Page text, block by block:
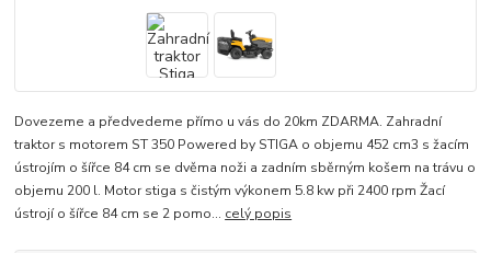
Dovezeme a předvedeme přímo u vás do 20km ZDARMA. Zahradní
traktor s motorem ST 350 Powered by STIGA o objemu 452 cm3 s žacím
ústrojím o šířce 84 cm se dvěma noži a zadním sběrným košem na trávu o
objemu 200 l. Motor stiga s čistým výkonem 5.8 kw při 2400 rpm Žací
ústrojí o šířce 84 cm se 2 pomo... celý popis